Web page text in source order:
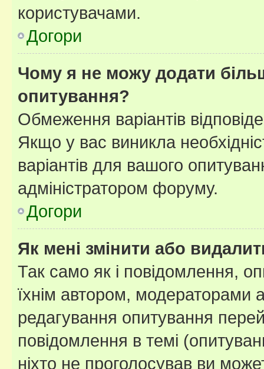
користувачами.
Догори
Чому я не можу додати
опитування?
Обмеження варіантів
Якщо у вас виникла
варіантів для вашого
адміністратором форуму.
Догори
Як мені змінити або
Так само як і повідомлення,
їхнім автором, модераторами
редагування опитування
повідомлення в темі
ніхто не проголосував ви